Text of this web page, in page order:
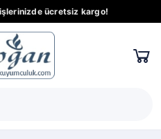
ücretsiz kargo!